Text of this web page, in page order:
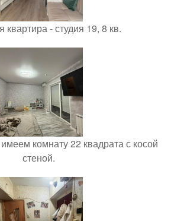
квартира - студия 19, 8 кв.
комнату 22 квадрата с косой
стеной.